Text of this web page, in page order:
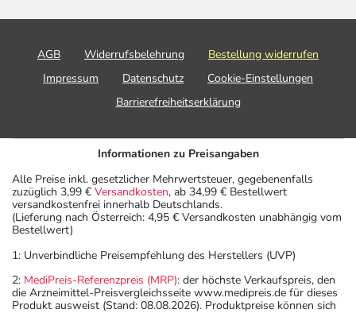
AGB Widerrufsbelehrung
Bestellung widerrufen
Impressum
Datenschutz
Cookie-Einstellungen
Barrierefreiheitserklärung
Informationen zu Preisangaben
Alle Preise inkl. gesetzlicher Mehrwertsteuer, gegebenenfalls
zuzüglich 3,99 € Versandkosten, ab 34,99 € Bestellwert
versandkostenfrei innerhalb Deutschlands.
(Lieferung nach Österreich: 4,95 € Versandkosten unabhängig vom
Bestellwert)
1: Unverbindliche Preisempfehlung des Herstellers (UVP)
2: MediPreis-Referenzpreis (MRP): der höchste Verkaufspreis, den
die Arzneimittel-Preisvergleichsseite www.medipreis.de für dieses
Produkt ausweist (Stand: 08.08.2026). Produktpreise können sich